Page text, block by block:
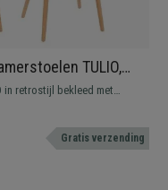
TULIO,
Poten en Beige
in retrostijl bekleed met
leder met stevig frame en
Gratis verzending